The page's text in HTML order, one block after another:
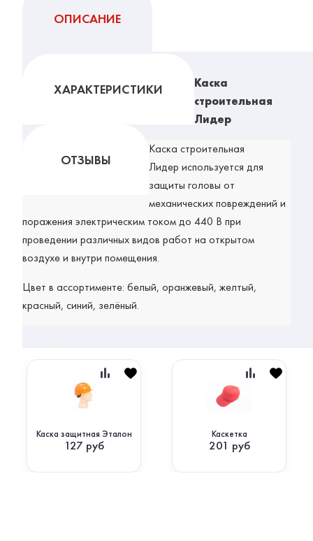
ОПИСАНИЕ
ХАРАКТЕРИСТИКИ
ОТЗЫВЫ
Каска
строительная
Лидер
Каска строительная
Лидер используется для
защиты головы от
механических повреждений и
поражения электрическим током до 440 В при
проведении различных видов работ на открытом
воздухе и внутри помещения.
Цвет в ассортименте: белый, оранжевый, желтый,
красный, синий, зелёный.
Каска защитная Эталон
127 руб
Каскетка
201 руб